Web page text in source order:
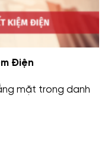
Điện
mặt trong danh